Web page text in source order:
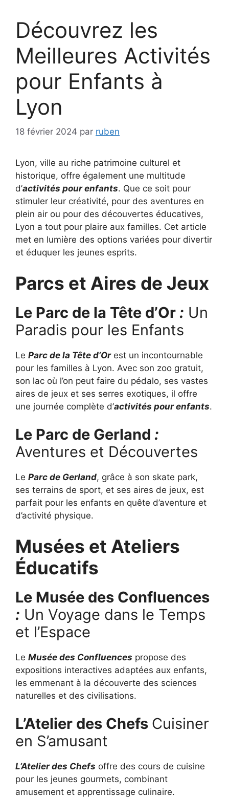
Découvrez les
Meilleures Activités
pour Enfants à
Lyon
18 février 2024 par ruben
Lyon, ville au riche patrimoine culturel et
historique, offre également une multitude
d’activités pour enfants. Que ce soit pour
stimuler leur créativité, pour des aventures en
plein air ou pour des découvertes éducatives,
Lyon a tout pour plaire aux familles. Cet article
met en lumière des options variées pour divertir
et éduquer les jeunes esprits.
Parcs et Aires de Jeux
Le Parc de la Tête d’Or : Un
Paradis pour les Enfants
Le Parc de la Tête d’Orest un incontournable
pour les familles à Lyon. Avec son zoo gratuit,
son lac où l’on peut faire du pédalo, ses vastes
aires de jeux et ses serres exotiques, il offre
une journée complète d’activités pour enfants.
Le Parc de Gerland :
Aventures et Découvertes
Le Parc de Gerland, grâce à son skate park,
ses terrains de sport, et ses aires de jeux, est
parfait pour les enfants en quête d’aventure et
d’activité physique.
Musées et Ateliers
Éducatifs
Le Musée des Confluences
: Un Voyage dans le Temps
et l’Espace
Le Musée des Confluences propose des
expositions interactives adaptées aux enfants,
les emmenant à la découverte des sciences
naturelles et des civilisations.
L’Atelier des Chefs Cuisiner
en S’amusant
L’Atelier des Chefs offre des cours de cuisine
pour les jeunes gourmets, combinant
amusement et apprentissage culinaire.